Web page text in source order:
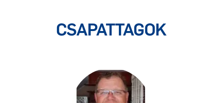
CSAPATTAGOK